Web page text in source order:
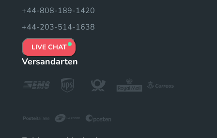
+44-808-189-1420
+44-203-514-1638
LIVE CHAT
Versandarten